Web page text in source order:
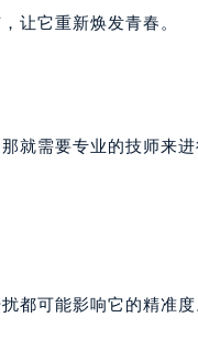
让它重新焕发青春。
就需要专业的技师来
都可能影响它的精准